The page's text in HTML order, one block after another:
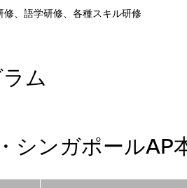
、語学研修、各種スキル研修
ム
ンガポールAP